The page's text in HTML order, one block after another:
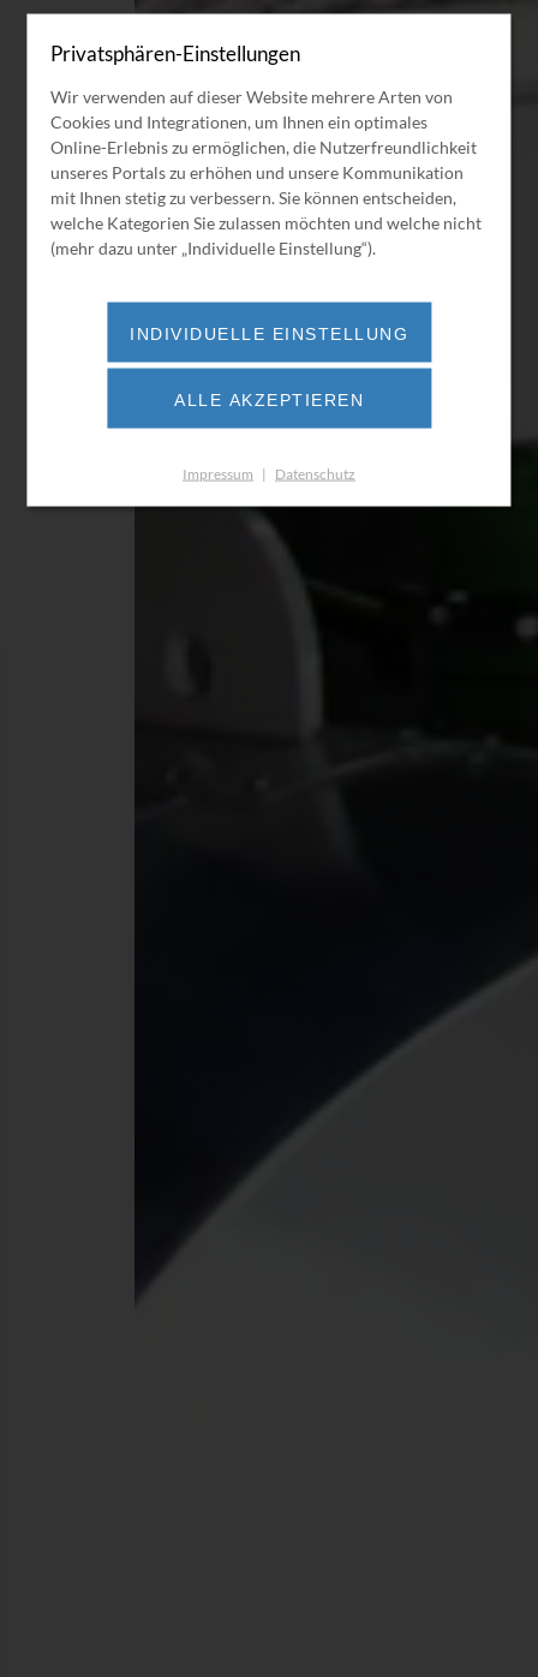
Privatsphären-Einstellungen
Wir verwenden auf dieser Website mehrere Arten von
Cookies und Integrationen, um Ihnen ein optimales
Online-Erlebnis zu ermöglichen, die Nutzerfreundlichkeit
unseres Portals zu erhöhen und unsere Kommunikation
mit Ihnen stetig zu verbessern. Sie können entscheiden,
welche Kategorien Sie zulassen möchten und welche nicht
(mehr dazu unter „Individuelle Einstellung“).
INDIVIDUELLE EINSTELLUNG
ALLE AKZEPTIEREN
Impressum | Datenschutz